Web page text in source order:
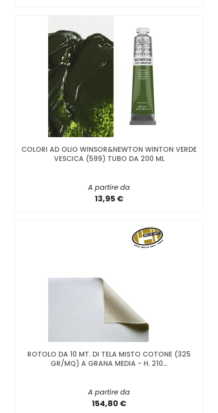
COLORI AD OLIO WINSOR&NEWTON WINTON VERDE
VESCICA (599) TUBO DA 200 ML
A partire da
13,95 €
ROTOLO DA 10 MT. DI TELA MISTO COTONE (325
GR/MQ) A GRANA MEDIA - H. 210...
A partire da
154,80 €